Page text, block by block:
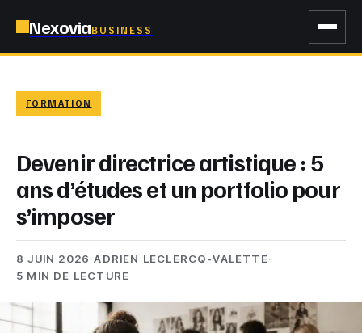
NexoviaBUSINESS
FORMATION
Devenir directrice artistique : 5
ans d’études et un portfolio pour
s’imposer
8 JUIN 2026·ADRIEN LECLERCQ-VALETTE·
5 MIN DE LECTURE